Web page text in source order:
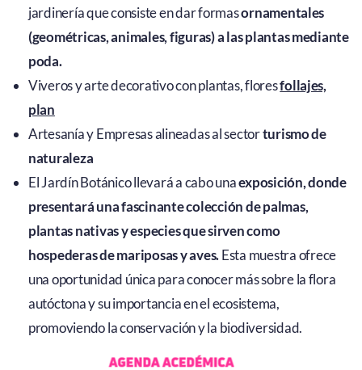
jardinería que consiste en dar formasornamentales
(geométricas, animales, figuras) a las plantas mediante
poda.
Viveros y arte decorativo con plantas, floresfollajes,
plan
Artesanía y Empresas alineadas al sectorturismo de
naturaleza
El Jardín Botánico llevará a cabo unaexposición, donde
presentará una fascinante colección de palmas,
plantas nativas y especies que sirven como
hospederas de mariposas y aves.Esta muestra ofrece
una oportunidad única para conocer más sobre la flora
autóctona y su importancia en el ecosistema,
promoviendo la conservación y la biodiversidad.